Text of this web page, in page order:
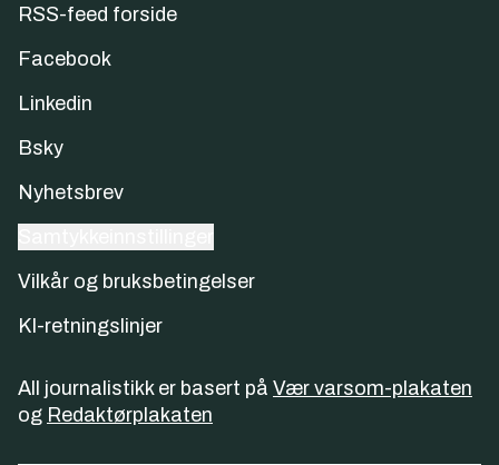
RSS-feed forside
Facebook
Linkedin
Bsky
Nyhetsbrev
Vilkår og bruksbetingelser
KI-retningslinjer
All journalistikk er basert på Vær varsom-plakaten
og Redaktørplakaten